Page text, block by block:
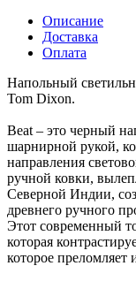
Описание
Доставка
Оплата
Напольный
Tom Dixon.
Beat – это черный
шарнирной рукой,
направления
ручной ковки,
Северной Индии,
древнего ручного
Этот современный
которая
которое преломляет